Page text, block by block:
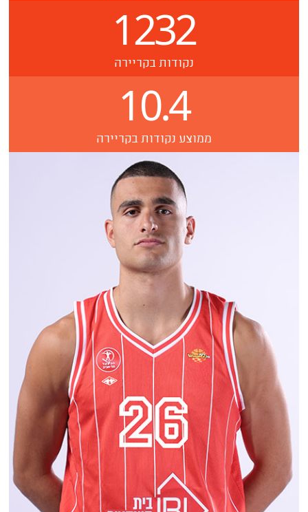
1232
נקודות בקריירה
10.4
ממוצע נקודות בקריירה